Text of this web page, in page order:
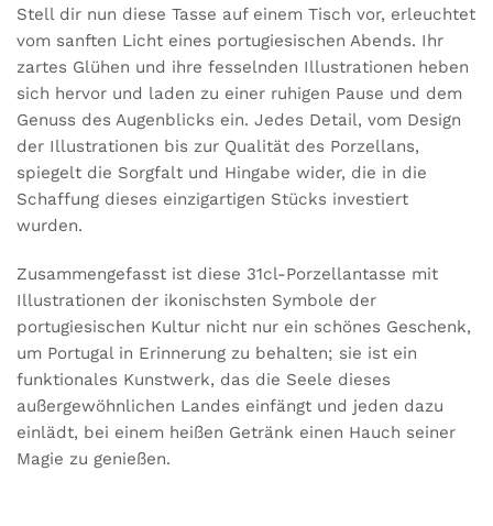
Stell dir nun diese Tasse auf einem Tisch vor, erleuchtet
vom sanften Licht eines portugiesischen Abends. Ihr
zartes Glühen und ihre fesselnden Illustrationen heben
sich hervor und laden zu einer ruhigen Pause und dem
Genuss des Augenblicks ein. Jedes Detail, vom Design
der Illustrationen bis zur Qualität des Porzellans,
spiegelt die Sorgfalt und Hingabe wider, die in die
Schaffung dieses einzigartigen Stücks investiert
wurden.
Zusammengefasst ist diese 31cl-Porzellantasse mit
Illustrationen der ikonischsten Symbole der
portugiesischen Kultur nicht nur ein schönes Geschenk,
um Portugal in Erinnerung zu behalten; sie ist ein
funktionales Kunstwerk, das die Seele dieses
außergewöhnlichen Landes einfängt und jeden dazu
einlädt, bei einem heißen Getränk einen Hauch seiner
Magie zu genießen.